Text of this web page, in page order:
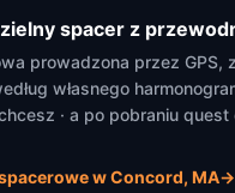
spacer z
prowadzona przez GPS,
własnego
· a po pobraniu quest
w Concord, MA→